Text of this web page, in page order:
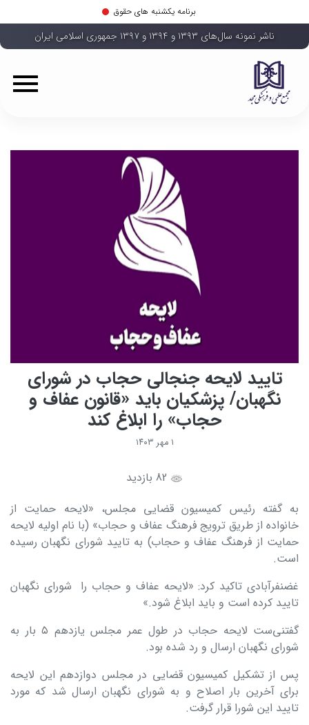
برنامه یکشنبه های حقوق
ناشر نمونه سال‌های ۱۳۹۳ و ۱۳۹۴ و ۱۳۹۷ جمهوری اسلامی ایران
تایید لایحه جنجالی حجاب در شورای
نگهبان/ پزشکیان باید «قانون عفاف و
حجاب» را ابلاغ کند
۱ مهر ۱۴۰۳
به گفته رئیس کمیسیون قضایی مجلس، «لایحه حمایت از
خانواده از طریق ترویج فرهنگ عفاف و حجاب» (با نام اولیه لایحه
حمایت از فرهنگ عفاف و حجاب) به تایید شورای نگهبان رسیده
است.
غضنفرآبادی تاکید کرد: «لایحه عفاف و حجاب را شورای نگهبان
تایید کرده است و باید ابلاغ شود.»
گفتنی‌ست لایحه حجاب در طول عمر مجلس یازدهم ۵ بار به
شورای نگهبان ارسال و رد شده بود.
پس از تشکیل کمیسیون قضایی در مجلس دوازدهم این لایحه
برای آخرین بار اصلاح و به شورای نگهبان ارسال شد که مورد
تایید این شورا قرار گرفت.